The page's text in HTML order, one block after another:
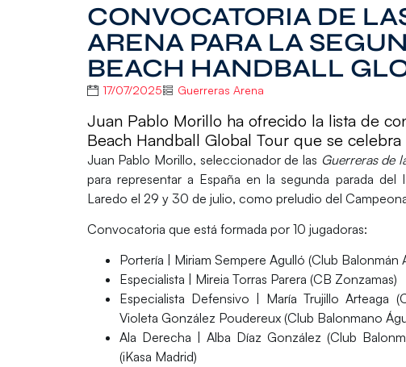
CONVOCATORIA DE
ARENA PARA LA
BEACH HANDBALL
17/07/2025 Guerreras Arena
Juan Pablo Morillo ha ofrecido la lista de
Beach Handball Global Tour que se
Juan Pablo Morillo, seleccionador de las Guerreras de
para representar a España en la segunda parada del
Laredo el 29 y 30 de julio, como preludio del
Convocatoria que está formada por 10 jugadoras:
Portería | Miriam Sempere Agulló (Club Balonmán
Especialista | Mireia Torras Parera (CB Zonzamas)
Especialista Defensivo | María Trujillo Arteaga
Violeta González Poudereux (Club Balonmano
Ala Derecha | Alba Díaz González (Club
(iKasa Madrid)